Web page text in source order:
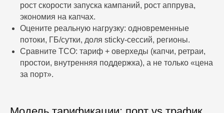
рост скорости запуска кампаний, рост аппрува,
экономия на капчах.
Оцените реальную нагрузку: одновременные
потоки, ГБ/сутки, доля sticky‑сессий, регионы.
Сравните ТСО: тариф + оверхеды (капчи, ретраи,
простои, внутренняя поддержка), а не только «цена
за порт».